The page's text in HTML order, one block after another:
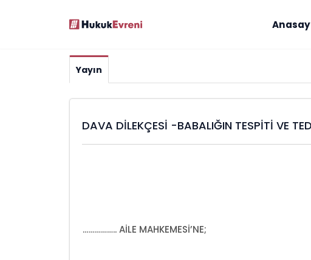
Yayın
DAVA DİLEKÇESİ -BABALIĞIN TESPİTİ VE
…………….. AİLE MAHKEMESİ’NE;